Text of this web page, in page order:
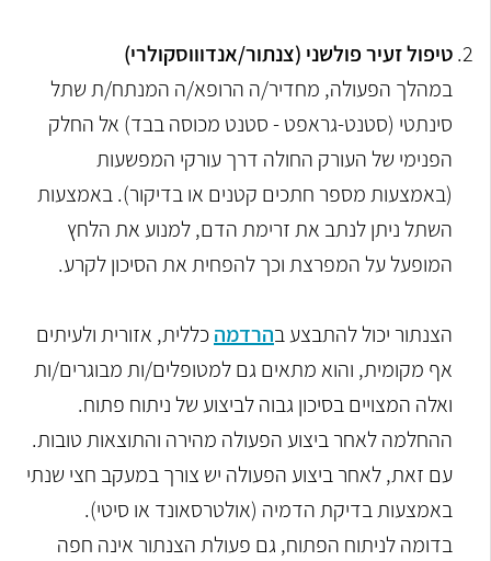
טיפול זעיר פולשני (צנתור/אנדוווסקולרי)
במהלך הפעולה, מחדיר/ה הרופא/ה המנתח/ת שתל
סינתטי (סטנט-גראפט - סטנט מכוסה בבד) אל החלק
הפנימי של העורק החולה דרך עורקי המפשעות
(באמצעות מספר חתכים קטנים או בדיקור). באמצעות
השתל ניתן לנתב את זרימת הדם, למנוע את הלחץ
המופעל על המפרצת וכך להפחית את הסיכון לקרע.
הצנתור יכול להתבצע בהרדמהכללית, אזורית ולעיתים
אף מקומית, והוא מתאים גם למטופלים/ות מבוגרים/ות
ואלה המצויים בסיכון גבוה לביצוע של ניתוח פתוח.
ההחלמה לאחר ביצוע הפעולה מהירה והתוצאות טובות.
עם זאת, לאחר ביצוע הפעולה יש צורך במעקב חצי שנתי
באמצעות בדיקת הדמיה (אולטרסאונד או סיטי).
בדומה לניתוח הפתוח, גם פעולת הצנתור אינה חפה